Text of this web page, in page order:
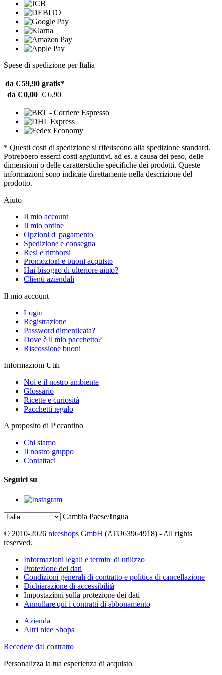
Spese di spedizione per Italia
da € 59,90 gratis*
da € 0,00 € 6,90
* Questi costi di spedizione si riferiscono alla spedizione standard.
Potrebbero esserci costi aggiuntivi, ad es. a causa del peso, delle
dimensioni o delle caratterstiche specifiche dei prodotti. Queste
informazioni sono indicate direttamente nella descrizione del
prodotto.
Aiuto
Il mio account
Il mio ordine
Opzioni di pagamento
Spedizione e consegna
Resi e rimborsi
Promozioni e buoni acquisto
Hai bisogno di ulteriore aiuto?
Clienti aziendali
Il mio account
Login
Registrazione
Password dimenticata?
Dove è il mio pacchetto?
Riscossione buoni
Informazioni Utili
Noi e il nostro ambiente
Glossario
Ricette e curiosità
Pacchetti regalo
A proposito di Piccantino
Chi siamo
Il nostro gruppo
Contattaci
Seguici su
Cambia Paese/lingua
© 2010-2026 niceshops GmbH (ATU63964918) - All rights
reserved.
Informazioni legali e termini di utilizzo
Protezione dei dati
Condizioni generali di contratto e politica di cancellazione
Dichiarazione di accessibilità
Impostazioni sulla protezione dei dati
Annullare qui i contratti di abbonamento
Azienda
Altri nice Shops
Recedere dal contratto
Personalizza la tua esperienza di acquisto